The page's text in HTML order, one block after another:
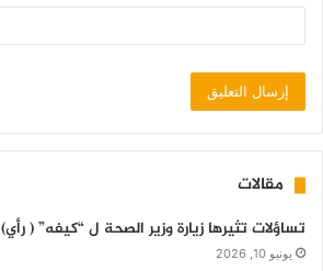
مقالات
تساؤلات تثيرها زيارة وزير الصحة ل “كيفه” ( رأي)
يونيو 10, 2026